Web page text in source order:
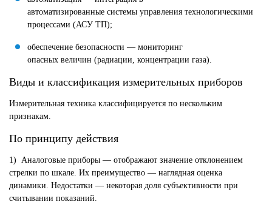
автоматизированные системы управления технологическими
процессами (АСУ ТП);
обеспечение безопасности — мониторинг
опасных величин (радиации, концентрации газа).
Виды и классификация измерительных приборов
Измерительная техника классифицируется по нескольким
признакам.
По принципу действия
1) Аналоговые приборы — отображают значение отклонением
стрелки по шкале. Их преимущество — наглядная оценка
динамики. Недостатки — некоторая доля субъективности при
считывании показаний.